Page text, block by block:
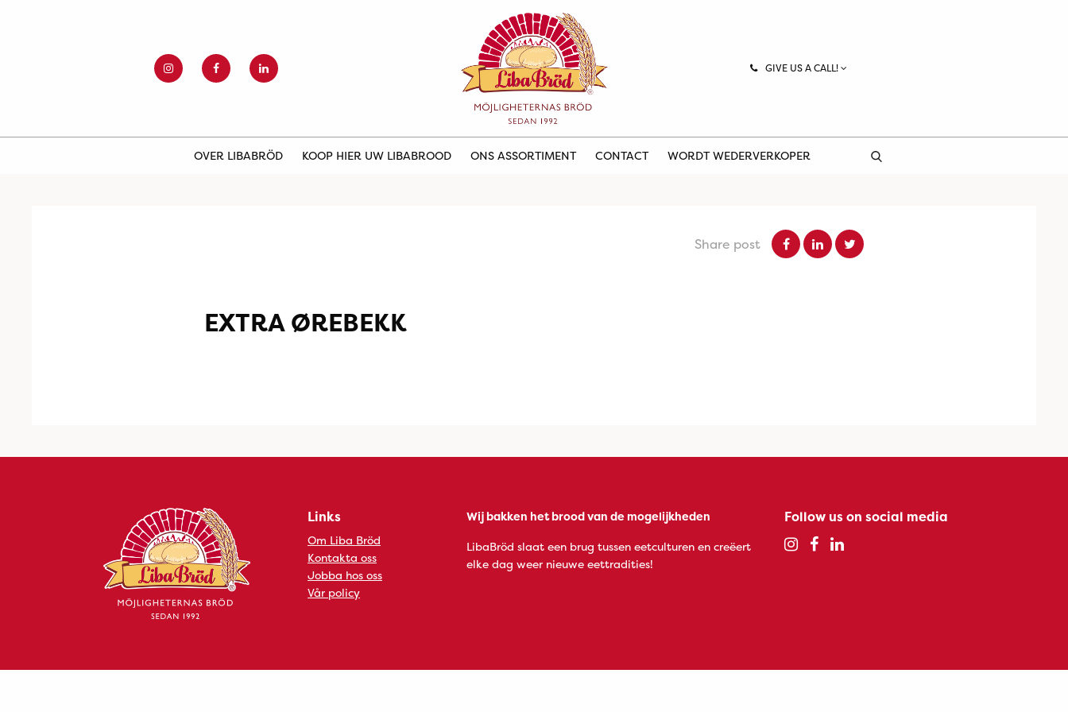
GIVE US A CALL!
OVER LIBABRÖD KOOP HIER UW LIBABROOD ONS ASSORTIMENT CONTACT WORDT WEDERVERKOPER
Share post
EXTRA ØREBEKK
Links
Om Liba Bröd
Kontakta oss
Jobba hos oss
Vår policy
Wij bakken het brood van de mogelijkheden
LibaBröd slaat een brug tussen eetculturen en creëert
elke dag weer nieuwe eettradities!
Follow us on social media